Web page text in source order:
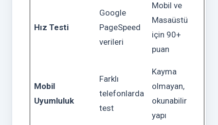
Hız Testi
Google
PageSpeed
verileri
Mobil ve
Masaüstü
için 90+
puan
Mobil
Uyumluluk
Farklı
telefonlarda
test
Kayma
olmayan,
okunabilir
yapı